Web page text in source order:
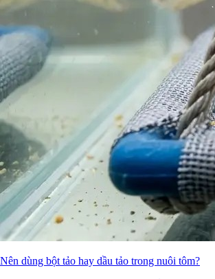
Nên dùng bột tảo hay dầu tảo trong nuôi tôm?